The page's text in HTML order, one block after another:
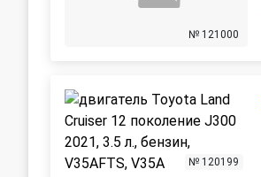
№ 121000
№ 120199